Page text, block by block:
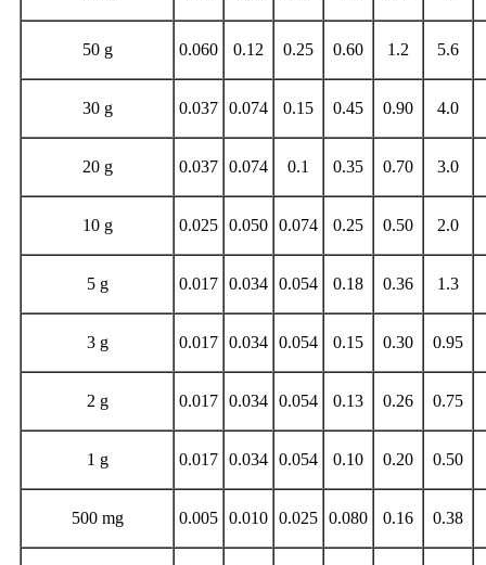
50 g 0.060 0.12 0.25 0.60 1.2 5.6
30 g 0.037 0.074 0.15 0.45 0.90 4.0
20 g 0.037 0.074 0.1 0.35 0.70 3.0
10 g 0.025 0.050 0.074 0.25 0.50 2.0
5 g 0.017 0.034 0.054 0.18 0.36 1.3
3 g 0.017 0.034 0.054 0.15 0.30 0.95
2 g 0.017 0.034 0.054 0.13 0.26 0.75
1 g 0.017 0.034 0.054 0.10 0.20 0.50
500 mg 0.005 0.010 0.025 0.080 0.16 0.38